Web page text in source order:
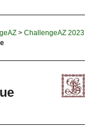
> ChallengeAZ 2023